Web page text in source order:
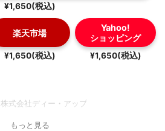
¥1,650(税込)
楽天市場
¥1,650(税込)
Yahoo!
ショッピング
¥1,650(税込)
株式会社ディー・アップ
もっと見る